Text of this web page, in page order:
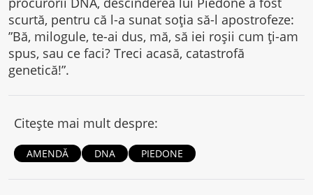
scurtă, pentru că l-a sunat soția să-l apostrofeze:
”Bă, milogule, te-ai dus, mă, să iei roșii cum ți-am
spus, sau ce faci? Treci acasă, catastrofă
genetică!”.
Citește mai mult despre:
AMENDĂ DNA PIEDONE